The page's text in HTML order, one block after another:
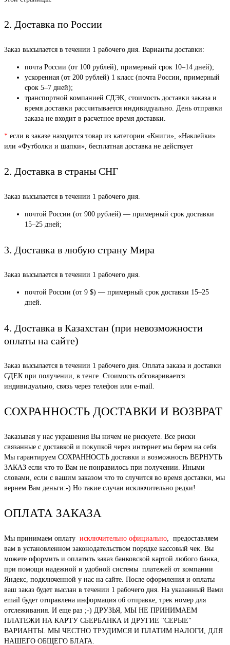
2. Доставка по России
Заказ высылается в течении 1 рабочего дня. Варианты доставки:
почта России (от 100 рублей), примерный срок 10–14 дней);
ускоренная (от 200 рублей) 1 класс (почта России, примерный
срок 5–7 дней);
транспортной компанией СДЭК, стоимость доставки заказа и
время доставки рассчитывается индивидуально. День отправки
заказа не входит в расчетное время доставки.
* если в заказе находится товар из категории «Книги», «Наклейки»
или «Футболки и шапки», бесплатная доставка не действует
2. Доставка в страны СНГ
Заказ высылается в течении 1 рабочего дня.
почтой России (от 900 рублей) — примерный срок доставки
15–25 дней;
3. Доставка в любую страну Мира
Заказ высылается в течении 1 рабочего дня.
почтой России (от 9 $) — примерный срок доставки 15–25
дней.
4. Доставка в Казахстан (при невозможности
оплаты на сайте)
Заказ высылается в течении 1 рабочего дня. Оплата заказа и доставки
СДЕК при получении, в тенге. Стоимость обговаривается
индивидуально, связь через телефон или e-mail.
СОХРАННОСТЬ ДОСТАВКИ И ВОЗВРАТ
Заказывая у нас украшения Вы ничем не рискуете. Все риски
связанные с доставкой и покупкой через интернет мы берем на себя.
Мы гарантируем СОХРАННОСТЬ доставки и возможность ВЕРНУТЬ
ЗАКАЗ если что то Вам не понравилось при получении. Иными
словами, если с вашим заказом что то случится во время доставки, мы
вернем Вам деньги:-) Но такие случаи исключительно редки!
ОПЛАТА ЗАКАЗА
Мы принимаем оплату исключительно официально, предоставляем
вам в установленном законодательством порядке кассовый чек. Вы
можете оформить и оплатить заказ банковской картой любого банка,
при помощи надежной и удобной системы платежей от компании
Яндекс, подключенной у нас на сайте. После оформления и оплаты
ваш заказ будет выслан в течении 1 рабочего дня. На указанный Вами
email будет отправлена информация об отправке, трек номер для
отслеживания. И еще раз ;-) ДРУЗЬЯ, МЫ НЕ ПРИНИМАЕМ
ПЛАТЕЖИ НА КАРТУ СБЕРБАНКА И ДРУГИЕ "СЕРЫЕ"
ВАРИАНТЫ. МЫ ЧЕСТНО ТРУДИМСЯ И ПЛАТИМ НАЛОГИ, ДЛЯ
НАШЕГО ОБЩЕГО БЛАГА.